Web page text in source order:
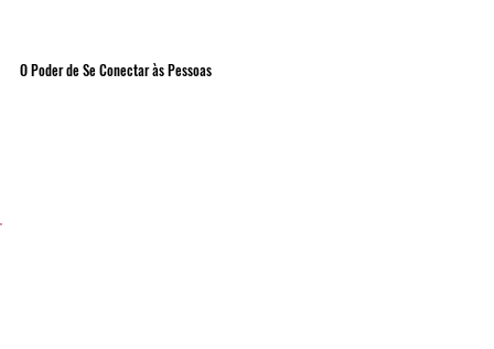
O Poder de Se Conectar às Pessoas